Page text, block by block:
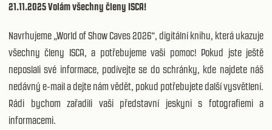
21.11.2025 Volám všechny členy ISCA!
Navrhujeme „World of Show Caves 2026“, digitální knihu, která ukazuje
všechny členy ISCA, a potřebujeme vaši pomoc! Pokud jste ještě
neposlali své informace, podívejte se do schránky, kde najdete náš
nedávný e-mail a dejte nám vědět, pokud potřebujete další vysvětlení.
Rádi bychom zařadili vaši představní jeskyni s fotografiemi a
informacemi.